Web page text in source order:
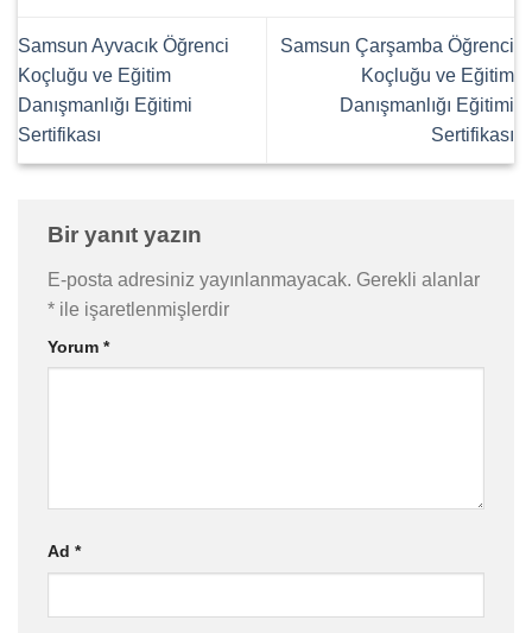
Samsun Ayvacık Öğrenci
Koçluğu ve Eğitim
Danışmanlığı Eğitimi
Sertifikası
Samsun Çarşamba Öğrenci
Koçluğu ve Eğitim
Danışmanlığı Eğitimi
Sertifikası
Bir yanıt yazın
E-posta adresiniz yayınlanmayacak. Gerekli alanlar
* ile işaretlenmişlerdir
Yorum *
Ad *